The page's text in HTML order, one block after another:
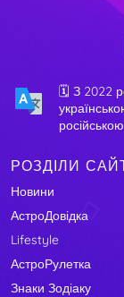
🗓️ З 2022
РОЗДІЛИ
Новини
АстроДовідка
Lifestyle
АстроРулетка
Знаки Зодіаку